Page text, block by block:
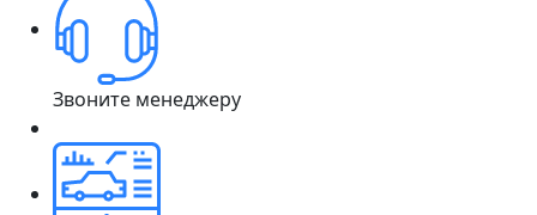
Звоните менеджеру